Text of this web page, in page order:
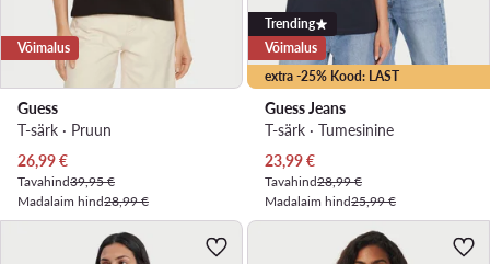
Võimalus
Guess
T-särk · Pruun
Praegune hind
26,99€
Tavahind39,95 €
Madalaim hind28,99 €
extra -25% Kood: LAST
Trending
Võimalus
Guess Jeans
T-särk · Tumesinine
Praegune hind
23,99€
Tavahind28,99 €
Madalaim hind25,99 €